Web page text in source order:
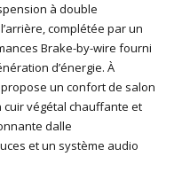
à double
complétée par un
Brake-by-wire fourni
d’énergie. À
propose un confort de salon
végétal chauffante et
dalle
et un système audio